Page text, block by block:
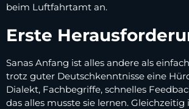
beim Luftfahrtamt an.
Erste
Sanas Anfang ist alles andere als
trotz guter Deutschkenntnisse eine
Dialekt, Fachbegriffe, schnelles
das alles musste sie lernen. Gleichzeitig